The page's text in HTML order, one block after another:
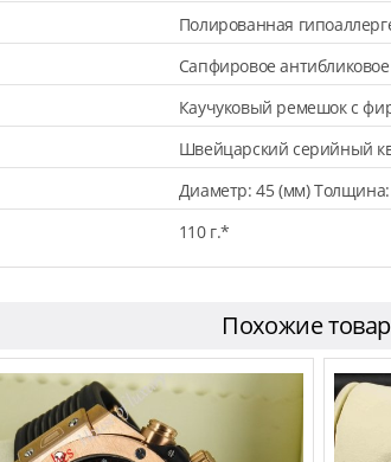
Полированная
Сапфировое антибликовое
Каучуковый ремешок с
Швейцарский серийный
Диаметр: 45 (мм)
110 г.*
Похожие